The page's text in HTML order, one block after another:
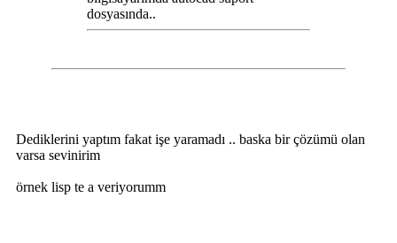
dosyasında..
Dediklerini yaptım fakat işe yaramadı .. baska bir çözümü olan
varsa sevinirim
örnek lisp te a veriyorumm